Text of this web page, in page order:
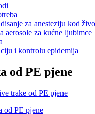
za anesteziju kod
aerosole za kućne ljubimce
i kontrolu epidemija
od PE pjene